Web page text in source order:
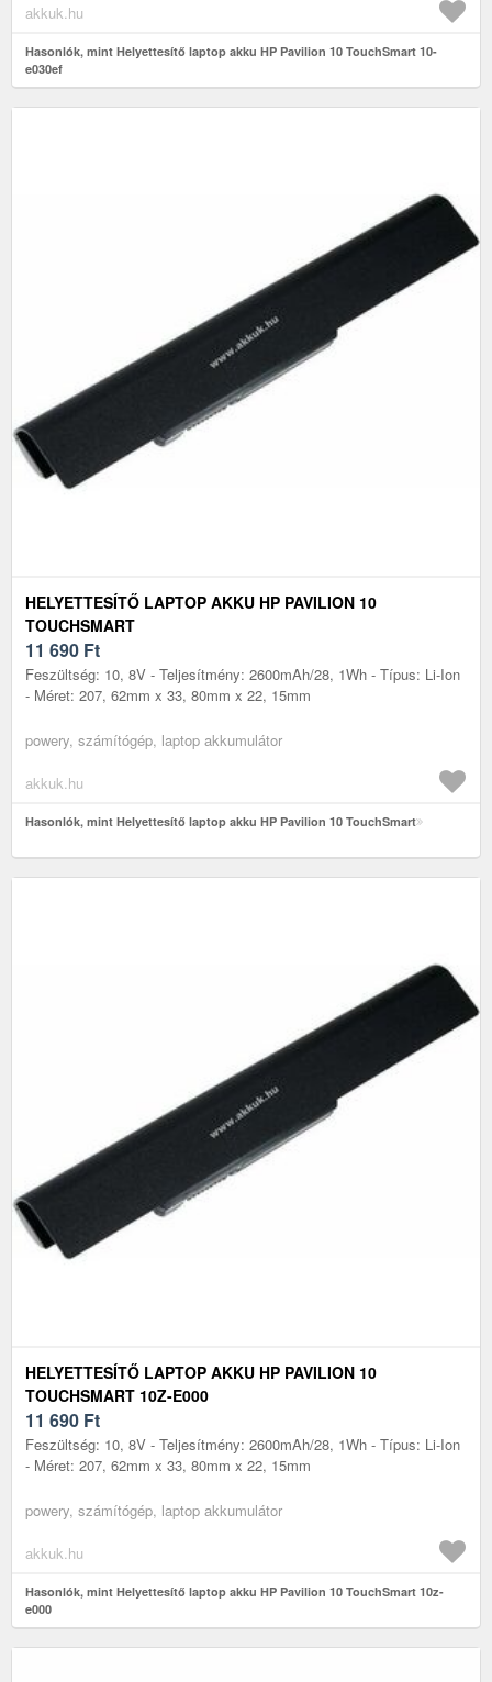
akkuk.hu
Hasonlók, mint Helyettesítő laptop akku HP Pavilion 10 TouchSmart 10-
e030ef
HELYETTESÍTŐ LAPTOP AKKU HP PAVILION 10
TOUCHSMART
11 690 Ft
Feszültség: 10, 8V - Teljesítmény: 2600mAh/28, 1Wh - Típus: Li-Ion
- Méret: 207, 62mm x 33, 80mm x 22, 15mm
powery, számítógép, laptop akkumulátor
akkuk.hu
Hasonlók, mint Helyettesítő laptop akku HP Pavilion 10 TouchSmart
HELYETTESÍTŐ LAPTOP AKKU HP PAVILION 10
TOUCHSMART 10Z-E000
11 690 Ft
Feszültség: 10, 8V - Teljesítmény: 2600mAh/28, 1Wh - Típus: Li-Ion
- Méret: 207, 62mm x 33, 80mm x 22, 15mm
powery, számítógép, laptop akkumulátor
akkuk.hu
Hasonlók, mint Helyettesítő laptop akku HP Pavilion 10 TouchSmart 10z-
e000